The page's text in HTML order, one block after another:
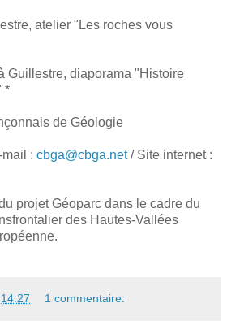
atelier "Les roches vous
Guillestre, diaporama "Histoire
*
de Géologie
: cbga@cbga.net/ Site internet :
projet Géoparc dans le cadre du
des Hautes-Vallées
14:27 1 commentaire: